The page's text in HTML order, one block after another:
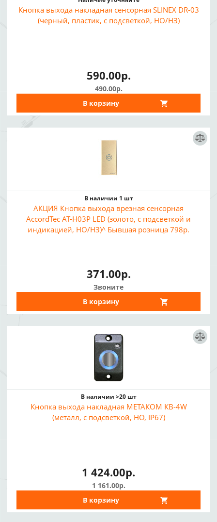
Кнопка выхода накладная сенсорная SLINEX DR-03
(черный, пластик, с подсветкой, НО/НЗ)
590.00р.
490.00р.
В корзину
В наличии 1 шт
АКЦИЯ Кнопка выхода врезная сенсорная
AccordTec AT-H03P LED (золото, с подсветкой и
индикацией, НО/НЗ)^ Бывшая розница 798р.
371.00р.
Звоните
В корзину
В наличии >20 шт
Кнопка выхода накладная МЕТАКОМ КВ-4W
(металл, с подсветкой, НО, IP67)
1 424.00р.
1 161.00р.
В корзину